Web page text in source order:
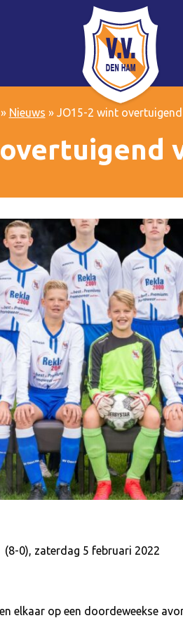
Nieuws » JO15-2 wint
0), zaterdag 5 februari 2022
elkaar op een doordeweekse